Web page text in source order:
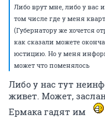
Либо врут мне, либо у вас
том числе где у меня
(Губернатору же хочется
как сказали можете
юстицию. Но у меня
может что поменялось
Либо у нас тут
живет. Может,
Ермака гадят им